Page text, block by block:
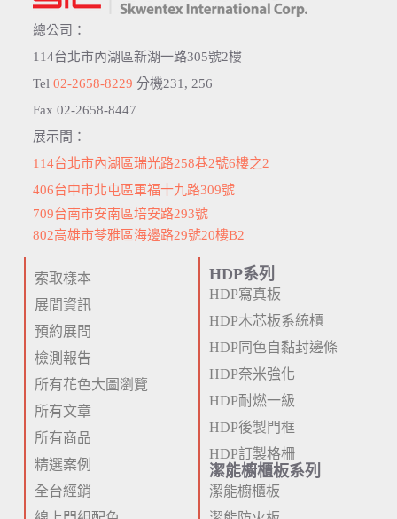
總公司：
114台北市內湖區新湖一路305號2樓
Tel 02-2658-8229 分機231, 256
Fax 02-2658-8447
展示間：
114台北市內湖區瑞光路258巷2號6樓之2
406台中市北屯區軍福十九路309號
709台南市安南區培安路293號
802高雄市苓雅區海邊路29號20樓B2
索取樣本
展間資訊
預約展間
檢測報告
所有花色大圖瀏覽
所有文章
所有商品
精選案例
全台經銷
HDP系列
HDP寫真板
HDP木芯板系統櫃
HDP同色自黏封邊條
HDP奈米強化
HDP耐燃一級
HDP後製門框
HDP訂製格柵
潔能櫥櫃板系列
潔能櫥櫃板